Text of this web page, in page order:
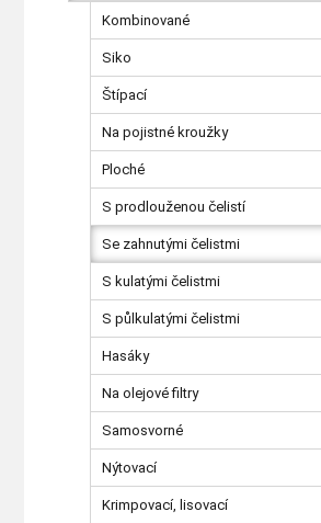
Kombinované
Siko
Štípací
Na pojistné kroužky
Ploché
S prodlouženou čelistí
Se zahnutými čelistmi
S kulatými čelistmi
S půlkulatými čelistmi
Hasáky
Na olejové filtry
Samosvorné
Nýtovací
Krimpovací, lisovací